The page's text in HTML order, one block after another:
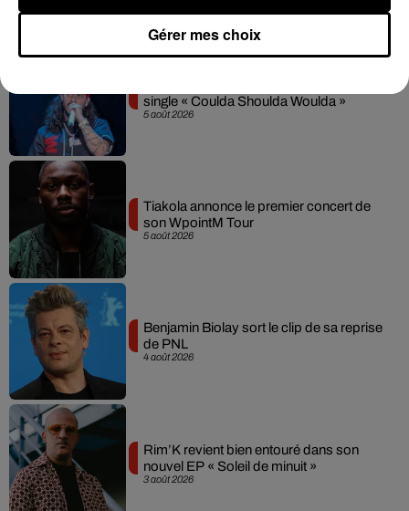
5 août 2026
single « Coulda Shoulda Woulda »
5 août 2026
Tiakola annonce le premier concert de
son WpointM Tour
4 août 2026
Benjamin Biolay sort le clip de sa reprise
de PNL
3 août 2026
Rim’K revient bien entouré dans son
nouvel EP « Soleil de minuit »
Gérer mes choix